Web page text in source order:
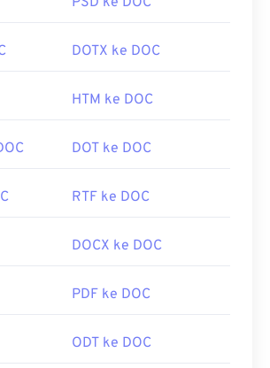
DOTX ke DOC
HTM ke DOC
DOT ke DOC
RTF ke DOC
DOCX ke DOC
PDF ke DOC
ODT ke DOC